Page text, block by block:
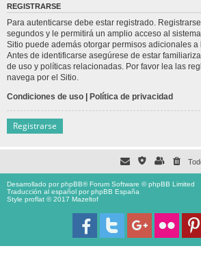
REGISTRARSE
Para autenticarse debe estar registrado.
segundos y le permitirá un amplio acceso al
Sitio puede además otorgar permisos adicionales a
Antes de identificarse asegúrese de estar
de uso y políticas relacionadas. Por favor lea las
navega por el Sitio.
Condiciones de uso | Política de privacidad
Registrarse
Desarrollado porphpBB® Forum Software © phpBB Limited
Traducción al español porphpBB España
Style proflat © 2017 Mazeltof